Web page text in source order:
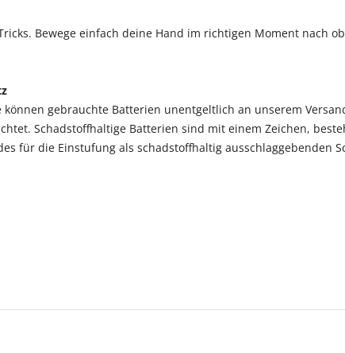
Bewege einfach deine Hand im richtigen Moment nach
gebrauchte Batterien unentgeltlich an unserem
Schadstoffhaltige Batterien sind mit einem Zeichen,
für die Einstufung als schadstoffhaltig ausschlaggebenden